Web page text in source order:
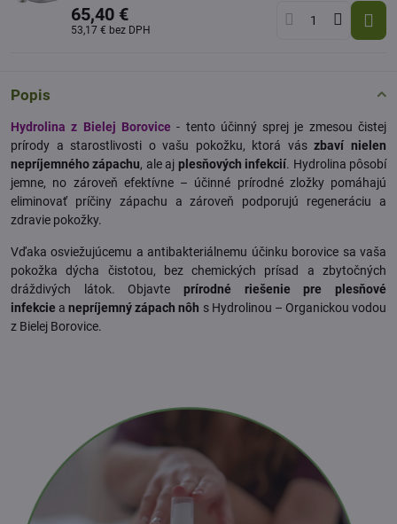
65,40 €
53,17 € bez DPH
Popis
Hydrolina z Bielej Borovice - tento účinný sprej je zmesou čistej
prírody a starostlivosti o vašu pokožku, ktorá vászbaví nielen
nepríjemného zápachu, ale aj plesňových infekcií. Hydrolina pôsobí
jemne, no zároveň efektívne – účinné prírodné zložky pomáhajú
eliminovať príčiny zápachu a zároveň podporujú regeneráciu a
zdravie pokožky.
Vďaka osviežujúcemu a antibakteriálnemu účinku borovice sa vaša
pokožka dýcha čistotou, bez chemických prísad a zbytočných
dráždivých látok. Objavte prírodné riešenie pre plesňové
infekcie anepríjemný zápach nôh s Hydrolinou – Organickou vodou
z Bielej Borovice.